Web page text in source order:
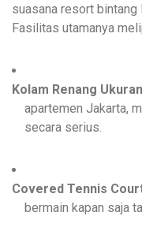
suasana resort
Fasilitas utamanya
Kolam Renang
apartemen Jakarta,
secara serius.
Covered Tennis
bermain kapan saja